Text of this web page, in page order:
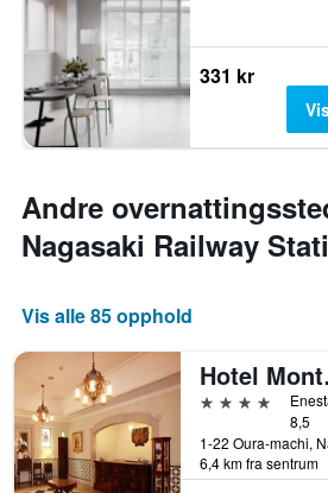
331 kr
Andre
Nagasaki Railway
Vis alle 85 opphold
4 stjerner
8,5
6,4 km fra sentrum